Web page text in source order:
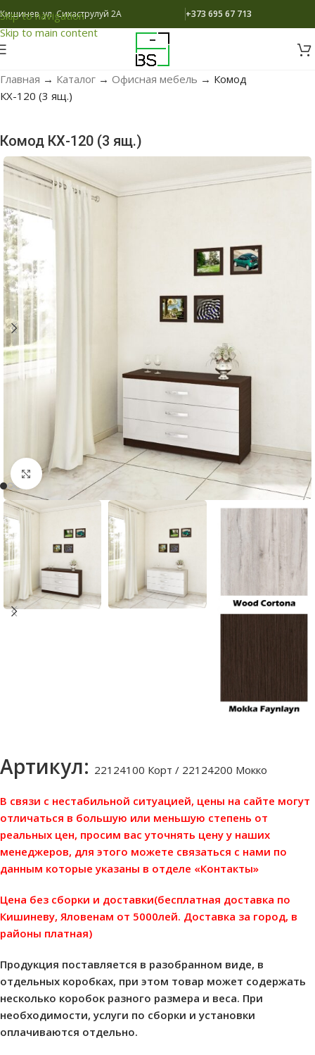
Skip to navigation
Skip to main content
Кишинев, ул. Сихаструлуй 2A +373 695 67 713
Главная → Каталог → Офисная мебель → Комод
КХ-120 (3 ящ.)
Комод КХ-120 (3 ящ.)
Нажмите, чтобы увеличить
Артикул: 22124100 Корт / 22124200 Мокко
В связи с нестабильной ситуацией, цены на сайте могут
отличаться в большую или меньшую степень от
реальных цен, просим вас уточнять цену у наших
менеджеров, для этого можете связаться с нами по
данным которые указаны в отделе «Контакты»
Цена без сборки и доставки(бесплатная доставка по
Кишиневу, Яловенам от 5000лей. Доставка за город, в
районы платная)
Продукция поставляется в разобранном виде, в
отдельных коробках, при этом товар может содержать
несколько коробок разного размера и веса. При
необходимости, услуги по сборки и установки
оплачиваются отдельно.